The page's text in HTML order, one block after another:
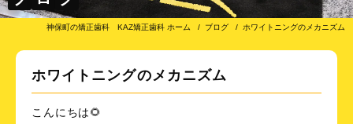
神保町の矯正歯科 KAZ矯正歯科 ホーム ブログ ホワイトニングのメカニズム
ホワイトニングのメカニズム
こんにちは🌻